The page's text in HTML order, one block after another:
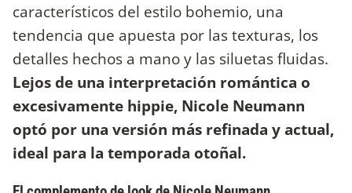
característicos del estilo bohemio, una
tendencia que apuesta por las texturas, los
detalles hechos a mano y las siluetas fluidas.
Lejos de una interpretación romántica o
excesivamente hippie, Nicole Neumann
optó por una versión más refinada y actual,
ideal para la temporada otoñal.